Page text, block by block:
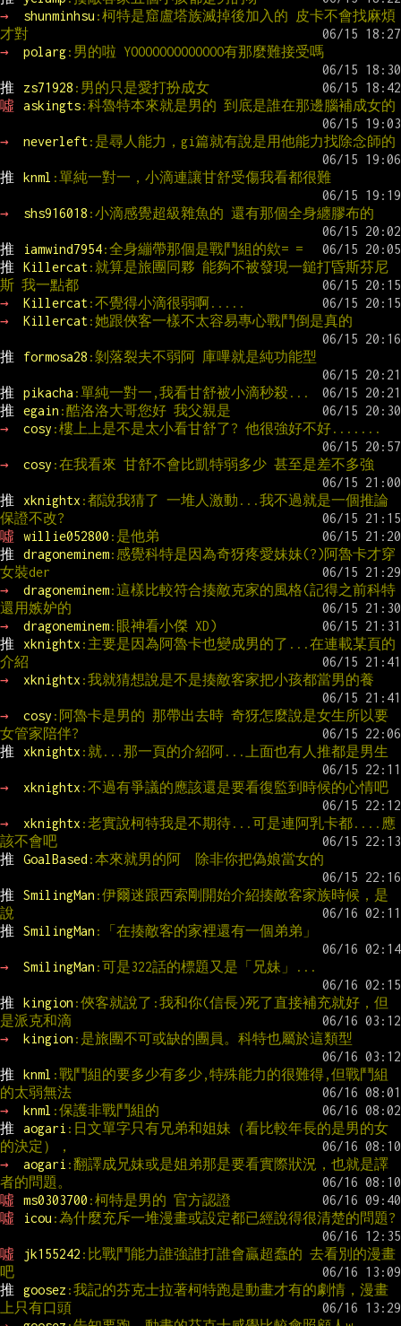
→
shunminhsu :柯特是窟盧塔族滅掉後加入的 皮卡不會找麻煩
才對
→
polarg:男的啦 YOOOOOOOOOOOOO有那麼難接受嗎
推 zs71928 :男的只是愛打扮成女
噓
askingts:科魯特本來就是男的 到底是誰在那邊腦補成女的
→ neverleft:是尋人能力，gi篇就有說是用他能力找除念師的
推 knml :單純一對一，小滴連讓甘舒受傷我看都很難
→ shs916018 :小滴感覺超級雜魚的 還有那個全身纏膠布的
推 iamwind7954:全身繃帶那個是戰鬥組的欸= =
推
Killercat:就算是旅團同夥 能夠不被發現一鎚打昏斯芬尼
斯 我一點都
→
Killercat:不覺得小滴很弱啊.....
→
Killercat:她跟俠客一樣不太容易專心戰鬥倒是真的
推 formosa28 :剝落裂夫不弱阿 庫嗶就是純功能型
推 pikacha :單純一對一,我看甘舒被小滴秒殺...
推
egain :酷洛洛大哥您好 我父親是
→
cosy :樓上上是不是太小看甘舒了? 他很強好不好.......
→ cosy :在我看來 甘舒不會比凱特弱多少 甚至是差不多強
推 xknightx :都說我猜了 一堆人激動...我不過就是一個推論
保證不改?
噓
willie052800 :是他弟
推
dragoneminem:感覺科特是因為奇犽疼愛妹妹(?)阿魯卡才穿
女裝der
→
dragoneminem:這樣比較符合揍敵克家的風格(記得之前科特
還用嫉妒的
→
dragoneminem:眼神看小傑 XD)
推
xknightx :主要是因為阿魯卡也變成男的了...在連載某頁的
介紹
→
xknightx :我就猜想說是不是揍敵客家把小孩都當男的養
→ cosy :阿魯卡是男的 那帶出去時 奇犽怎麼說是女生所以要
女管家陪伴?
推
xknightx :就...那一頁的介紹阿...上面也有人推都是男生
→ xknightx :不過有爭議的應該還是要看復監到時候的心情吧
→ xknightx :老實說柯特我是不期待...可是連阿乳卡都....應
該不會吧
推
GoalBased :本來就男的阿  除非你把偽娘當女的
推 SmilingMan :伊爾迷跟西索剛開始介紹揍敵客家族時候，是
說
推
SmilingMan :「在揍敵客的家裡還有一個弟弟」
→ SmilingMan :可是322話的標題又是「兄妹」...
推 kingion :俠客就說了:我和你(信長)死了直接補充就好，但
是派克和滴
→
kingion :是旅團不可或缺的團員。科特也屬於這類型
推 knml :戰鬥組的要多少有多少,特殊能力的很難得,但戰鬥組
的太弱無法
→
knml :保護非戰鬥組的
推
aogari :日文單字只有兄弟和姐妹（看比較年長的是男的女
的決定），
→
aogari :翻譯成兄妹或是姐弟那是要看實際狀況，也就是譯
者的問題。
噓
ms0303700 :柯特是男的 官方認證
噓
icou :為什麼充斥一堆漫畫或設定都已經說得很清楚的問題?
噓 jk155242 :比戰鬥能力誰強誰打誰會贏超蠢的 去看別的漫畫
吧
推
goosez :我記的芬克士拉著柯特跑是動畫才有的劇情，漫畫
上只有口頭